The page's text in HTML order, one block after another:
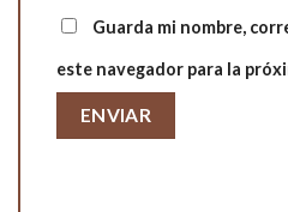
Guarda mi nombre,
este navegador para la